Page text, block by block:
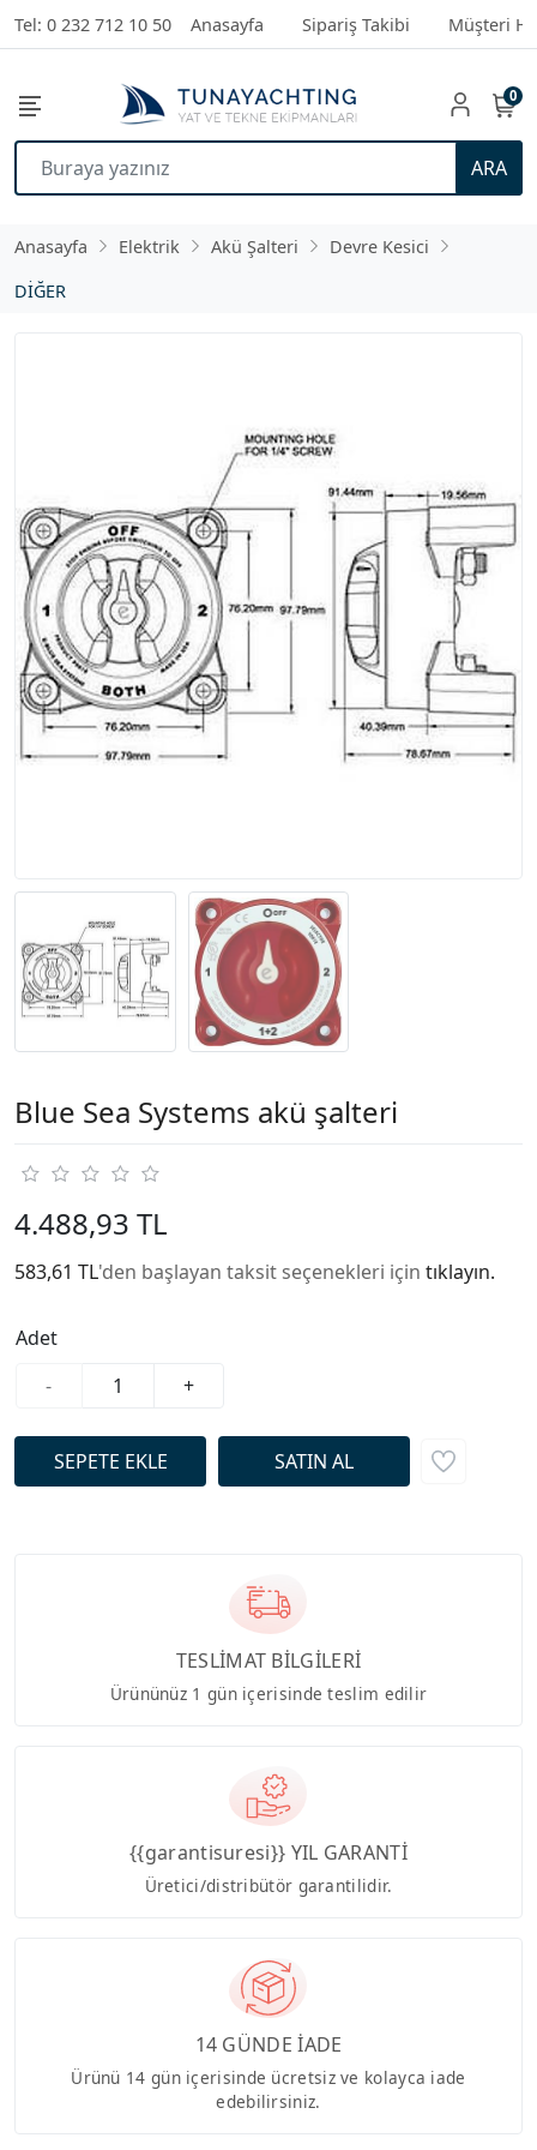
Tel: 0 232 712 10 50 Anasayfa Sipariş Takibi Müşteri
ARA
0
Anasayfa Elektrik Akü Şalteri
Devre Kesici
DİĞER
Blue Sea Systems akü şalteri
4.488,93 TL
583,61 TL'den başlayan taksit seçenekleri için tıklayın.
Adet
-
+
TESLİMAT BİLGİLERİ
Ürününüz 1 gün içerisinde teslim edilir
{{garantisuresi}} YIL GARANTİ
Üretici/distribütör garantilidir.
14 GÜNDE İADE
Ürünü 14 gün içerisinde ücretsiz ve kolayca iade
edebilirsiniz.